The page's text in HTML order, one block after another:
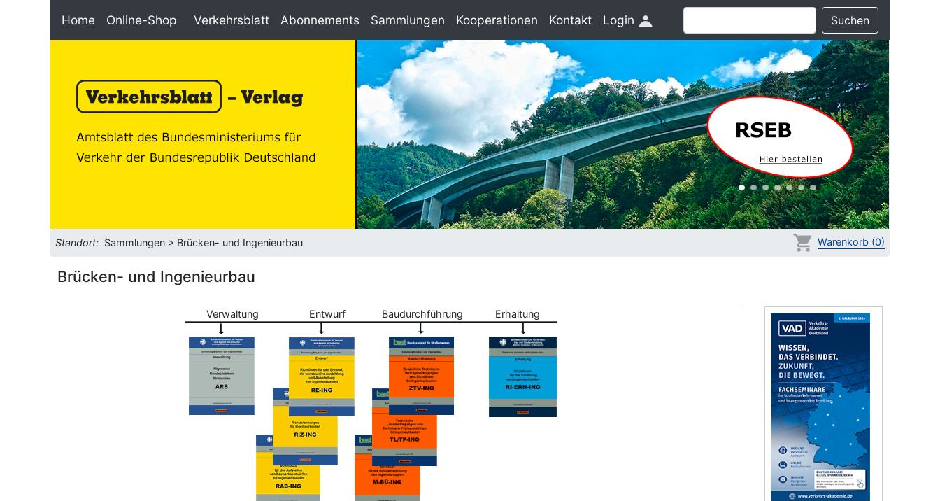
Home Online-Shop Verkehrsblatt Abonnements Sammlungen Kooperationen Kontakt Login Suchen
Standort: Sammlungen > Brücken- und Ingenieurbau Warenkorb (0)
Brücken- und Ingenieurbau
Verwaltung Entwurf Baudurchführung Erhaltung